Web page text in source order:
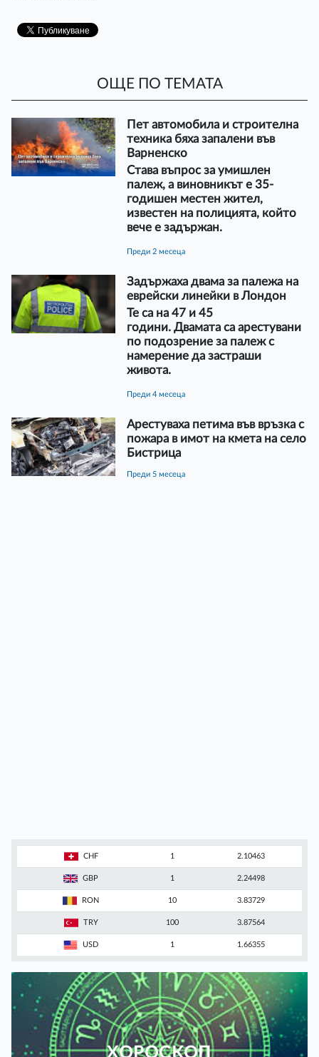
ОЩЕ ПО ТЕМАТА
Пет автомобила и строителна
техника бяха запалени във
Варненско
Става въпрос за умишлен
палеж, а виновникът е 35-
годишен местен жител,
известен на полицията, който
вече е задържан.
преди 2 месеца
Задържаха двама за палежа на
еврейски линейки в Лондон
Те са на 47 и 45
години. Двамата са арестувани
по подозрение за палеж с
намерение да застраши
живота.
преди 4 месеца
Арестуваха петима във връзка с
пожара в имот на кмета на село
Бистрица
преди 5 месеца
CHF 1 2.10463
GBP 1 2.24498
RON 10 3.83729
TRY 100 3.87564
USD 1 1.66355
ХОРОСКОП